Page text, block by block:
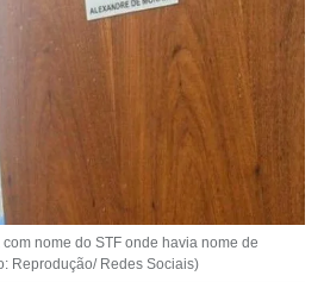
nome do STF onde havia nome de
Reprodução/ Redes Sociais)